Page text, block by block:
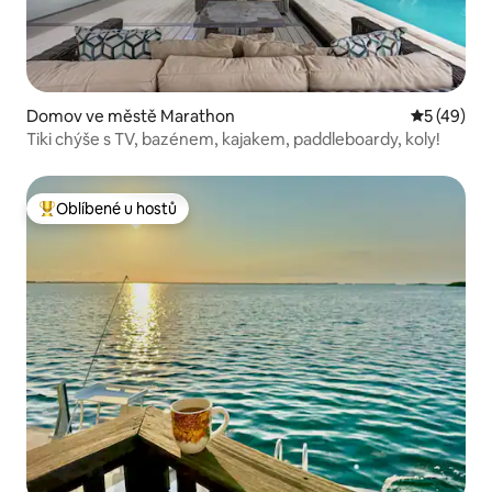
Domov ve městě Marathon Průměrné
5 (49)
Tiki chýše s TV, bazénem, kajakem, paddleboardy, koly!
Nejlepší v kategorii Oblíbené u hostů
Oblíbené u hostů